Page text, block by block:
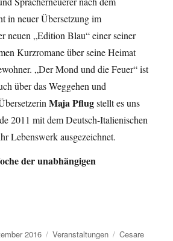
in neuer Übersetzung im
neuen „Edition Blau“ einer seiner
Kurzromane über seine Heimat
„Der Mond und die Feuer“ ist
über das Weggehen und
Maja Pflugstellt es uns
2011 mit dem Deutsch-Italienischen
Lebenswerk ausgezeichnet.
der unabhängigen
2016 Kategorien
Veranstaltungen Schlagwörter
Cesare